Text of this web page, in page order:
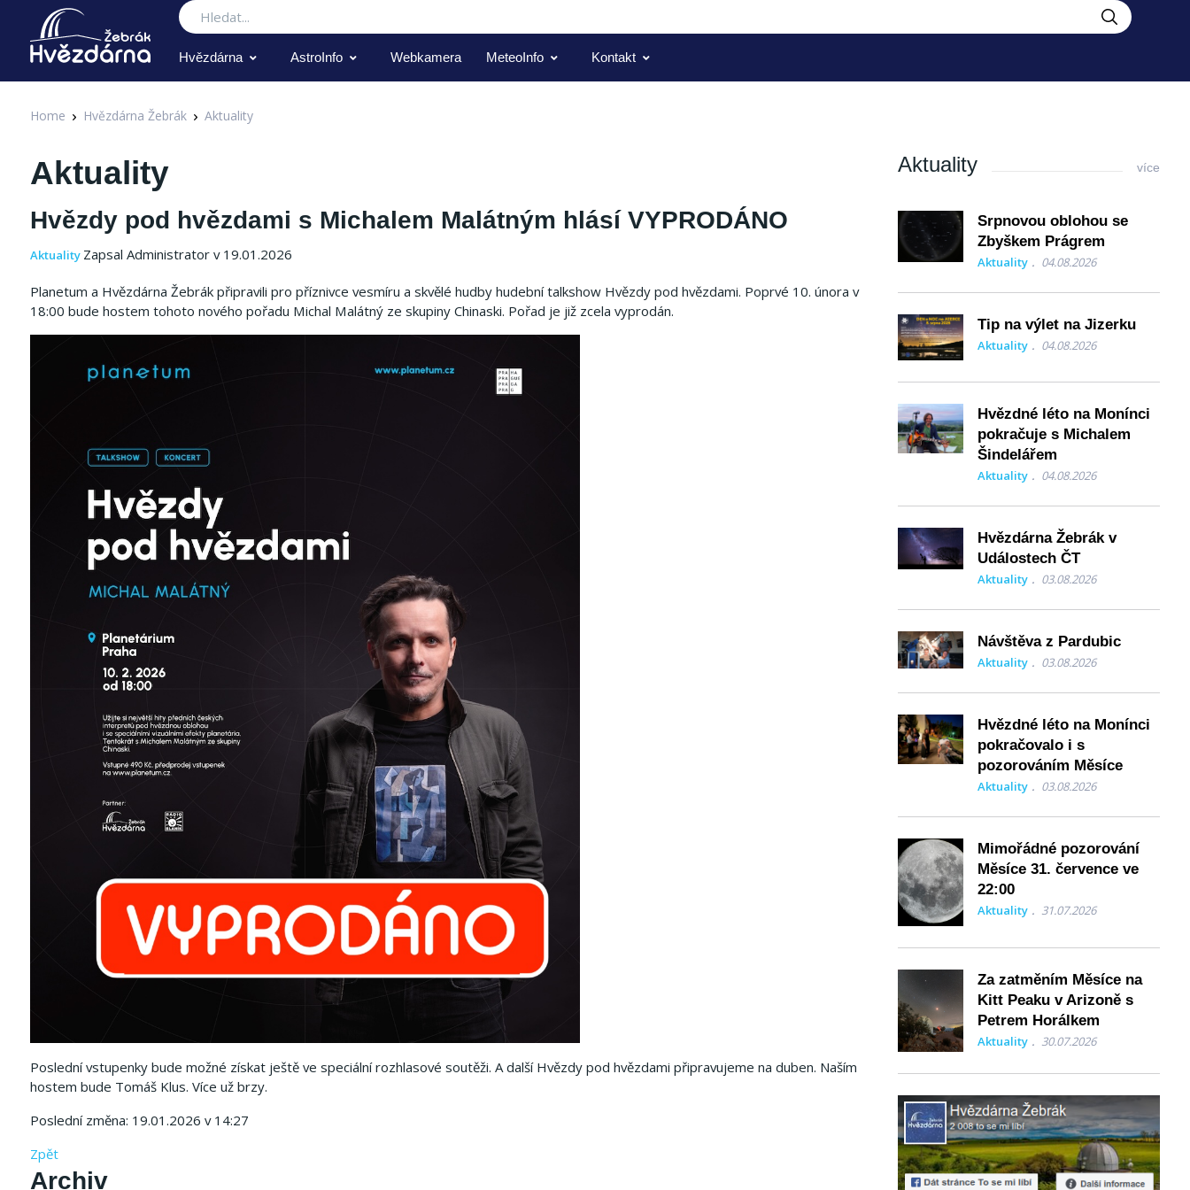
Hledat
Hvězdárna AstroInfo Webkamera MeteoInfo Kontakt
Home Hvězdárna Žebrák Aktuality
Aktuality
Hvězdy pod hvězdami s Michalem Malátným hlásí VYPRODÁNO
Aktuality Zapsal Administrator v 19.01.2026
Planetum a Hvězdárna Žebrák připravili pro příznivce vesmíru a skvělé hudby hudební talkshow Hvězdy pod hvězdami. Poprvé 10. února v
18:00 bude hostem tohoto nového pořadu Michal Malátný ze skupiny Chinaski. Pořad je již zcela vyprodán.
Poslední vstupenky bude možné získat ještě ve speciální rozhlasové soutěži. A další Hvězdy pod hvězdami připravujeme na duben. Naším
hostem bude Tomáš Klus. Více už brzy.
Poslední změna: 19.01.2026 v 14:27
Zpět
Archiv
Aktuality více
Srpnovou oblohou se
Zbyškem Prágrem
Aktuality 04.08.2026
Tip na výlet na Jizerku
Aktuality 04.08.2026
Hvězdné léto na Monínci
pokračuje s Michalem
Šindelářem
Aktuality 04.08.2026
Hvězdárna Žebrák v
Událostech ČT
Aktuality 03.08.2026
Návštěva z Pardubic
Aktuality 03.08.2026
Hvězdné léto na Monínci
pokračovalo i s
pozorováním Měsíce
Aktuality 03.08.2026
Mimořádné pozorování
Měsíce 31. července ve
22:00
Aktuality 31.07.2026
Za zatměním Měsíce na
Kitt Peaku v Arizoně s
Petrem Horálkem
Aktuality 30.07.2026